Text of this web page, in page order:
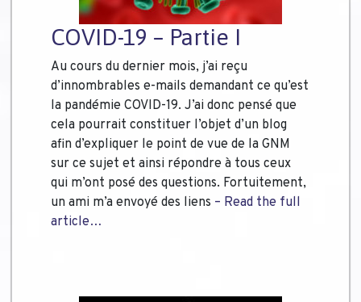
COVID-19 – Partie I
Au cours du dernier mois, j’ai reçu
d’innombrables e-mails demandant ce qu’est
la pandémie COVID-19. J’ai donc pensé que
cela pourrait constituer l’objet d’un blog
afin d’expliquer le point de vue de la GNM
sur ce sujet et ainsi répondre à tous ceux
qui m’ont posé des questions. Fortuitement,
un ami m’a envoyé des liens – Read the full
article…